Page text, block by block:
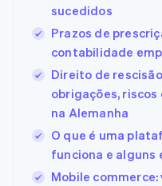
sucedidos
Prazos de
contabilidade
Direito de
obrigações, riscos
na Alemanha
O que é uma
funciona e alguns
Mobile